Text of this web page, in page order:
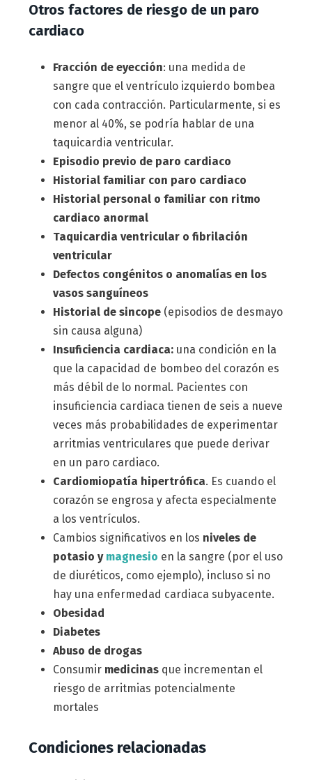
Otros factores de riesgo de un paro
cardiaco
Fracción de eyección: una medida de
sangre que el ventrículo izquierdo bombea
con cada contracción. Particularmente, si es
menor al 40%, se podría hablar de una
taquicardia ventricular.
Episodio previo de paro cardiaco
Historial familiar con paro cardiaco
Historial personal o familiar con ritmo
cardiaco anormal
Taquicardia ventricular o fibrilación
ventricular
Defectos congénitos o anomalías en los
vasos sanguíneos
Historial de sincope(episodios de desmayo
sin causa alguna)
Insuficiencia cardiaca: una condición en la
que la capacidad de bombeo del corazón es
más débil de lo normal. Pacientes con
insuficiencia cardiaca tienen de seis a nueve
veces más probabilidades de experimentar
arritmias ventriculares que puede derivar
en un paro cardiaco.
Cardiomiopatía hipertrófica. Es cuando el
corazón se engrosa y afecta especialmente
a los ventrículos.
Cambios significativos en los niveles de
potasio y magnesio en la sangre (por el uso
de diuréticos, como ejemplo), incluso si no
hay una enfermedad cardiaca subyacente.
Obesidad
Diabetes
Abuso de drogas
Consumirmedicinasque incrementan el
riesgo de arritmias potencialmente
mortales
Condiciones relacionadas